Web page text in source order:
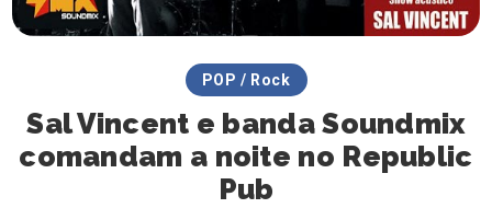
POP / Rock
Sal Vincent e banda Soundmix
comandam a noite no Republic
Pub